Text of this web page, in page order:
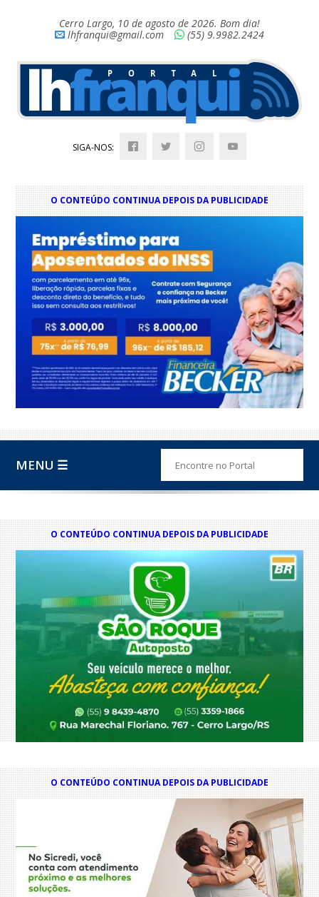
Cerro Largo, 10 de agosto de 2026. Bom dia!
lhfranqui@gmail.com
(55) 9.9982.2424
SIGA-NOS:
O CONTEÚDO CONTINUA DEPOIS DA PUBLICIDADE
MENU ☰
O CONTEÚDO CONTINUA DEPOIS DA PUBLICIDADE
O CONTEÚDO CONTINUA DEPOIS DA PUBLICIDADE